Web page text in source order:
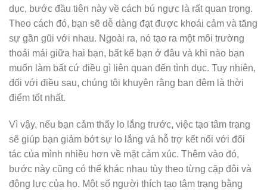
dục, bước đầu tiên này về cách bú ngực là rất quan trọng.
Theo cách đó, bạn sẽ dễ dàng đạt được khoái cảm và tăng
sự gần gũi với nhau. Ngoài ra, nó tạo ra một môi trường
thoải mái giữa hai bạn, bất kể bạn ở đâu và khi nào bạn
muốn làm bất cứ điều gì liên quan đến tình dục. Tuy nhiên,
đối với điều sau, chúng tôi khuyên rằng ban đêm là thời
điểm tốt nhất.
Vì vậy, nếu bạn cảm thấy lo lắng trước, việc tạo tâm trạng
sẽ giúp bạn giảm bớt sự lo lắng và hỗ trợ kết nối với đối
tác của mình nhiều hơn về mặt cảm xúc. Thêm vào đó,
bước này cũng có thể khác nhau tùy theo từng cặp đôi và
động lực của họ. Một số người thích tạo tâm trạng bằng